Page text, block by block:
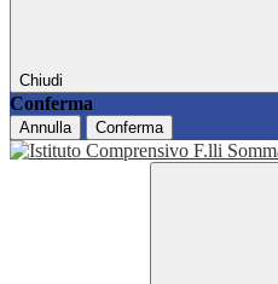
Chiudi
Conferma
Annulla Conferma